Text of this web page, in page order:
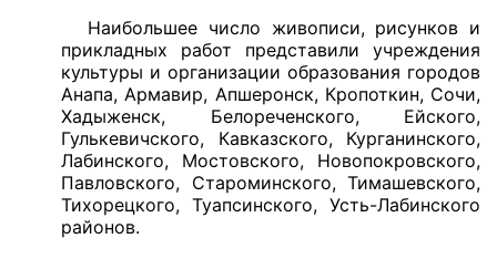
Наибольшее число живописи, рисунков и
прикладных работ представили учреждения
культуры и организации образования городов
Анапа, Армавир, Апшеронск, Кропоткин, Сочи,
Хадыженск, Белореченского, Ейского,
Гулькевичского, Кавказского, Курганинского,
Лабинского, Мостовского, Новопокровского,
Павловского, Староминского, Тимашевского,
Тихорецкого, Туапсинского, Усть-Лабинского
районов.